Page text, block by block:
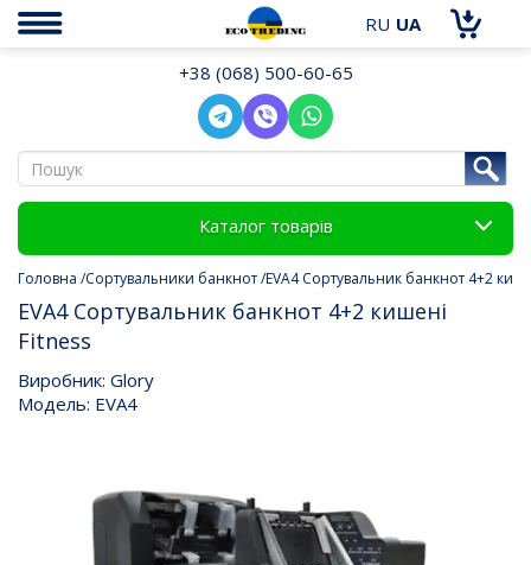
RU UA
+38 (068) 500-60-65
Каталог товарів
Головна Сортувальники банкнот EVA4 Сортувальник банкнот 4+2
EVA4 Сортувальник банкнот 4+2 кишені
Fitness
Виробник: Glory
Модель: EVA4